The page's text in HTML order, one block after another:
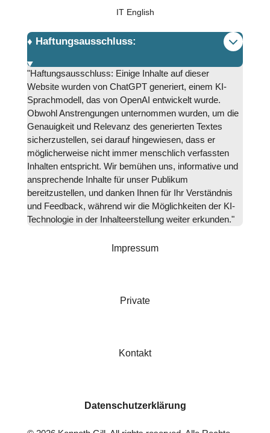
IT English
♦️ Haftungsausschluss:
"Haftungsausschluss: Einige Inhalte auf dieser
Website wurden von ChatGPT generiert, einem KI-
Sprachmodell, das von OpenAI entwickelt wurde.
Obwohl Anstrengungen unternommen wurden, um die
Genauigkeit und Relevanz des generierten Textes
sicherzustellen, sei darauf hingewiesen, dass er
möglicherweise nicht immer menschlich verfassten
Inhalten entspricht. Wir bemühen uns, informative und
ansprechende Inhalte für unser Publikum
bereitzustellen, und danken Ihnen für Ihr Verständnis
und Feedback, während wir die Möglichkeiten der KI-
Technologie in der Inhalteerstellung weiter erkunden."
Impressum
Private
Kontakt
Datenschutzerklärung